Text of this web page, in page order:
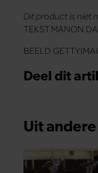
Dit product is niet
TEKST MANON
BEELD
Deel dit
Uit